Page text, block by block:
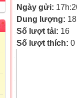
Ngày gửi:
Dung lượng:
Số lượt tải: 16
Số lượt thích: 0